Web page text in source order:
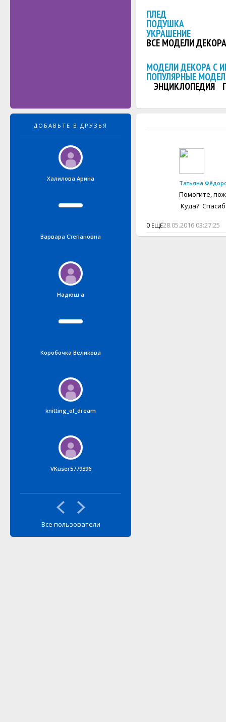
ПЛЕД
ПОДУШКА
УКРАШЕНИЕ
ВСЕ МОДЕЛИ ДЕКОРА
МОДЕЛИ ДЕКОРА С
ПОПУЛЯРНЫЕ
ЭНЦИКЛОПЕДИЯ
ДОБАВЬТЕ В ДРУЗЬЯ
Халилова Арина
Варвара Степановна
Надюш а
Коробочка Великова
knitting_of_dream
VKuser5779396
Татьяна Курочкина
Все пользователи
Татьяна
Помогите,
Куда?
0 ЕЩЁ28.05.2016 03:27:25